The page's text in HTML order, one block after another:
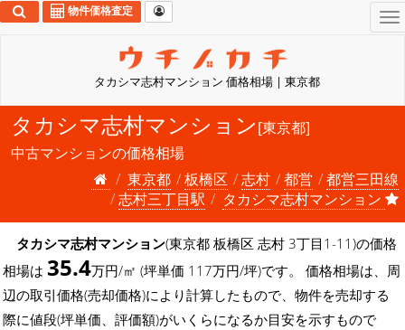
タカシマ志村マンション 価格相場 | 東京都
物件価格査定
タカシマ志村マンション[東京都]
中古マンションの価格相場
東京都
板橋区 志村 都営
都営三田線
志村三丁目駅
タカシマ志村マンション
タカシマ志村マンション(東京都 板橋区 志村 3丁目1-11)の価格
相場は 35.4万円/㎡ (坪単価 117万円/坪)です。 価格相場は、周
辺の取引価格(売却価格)により計算したもので、物件を売却する
際に値段(坪単価、評価額)がいくらになるか目安を示すもので